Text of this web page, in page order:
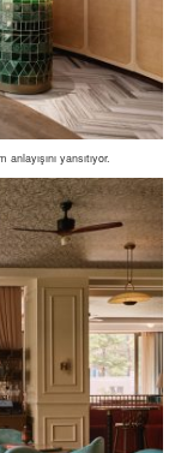
yansıtıyor.